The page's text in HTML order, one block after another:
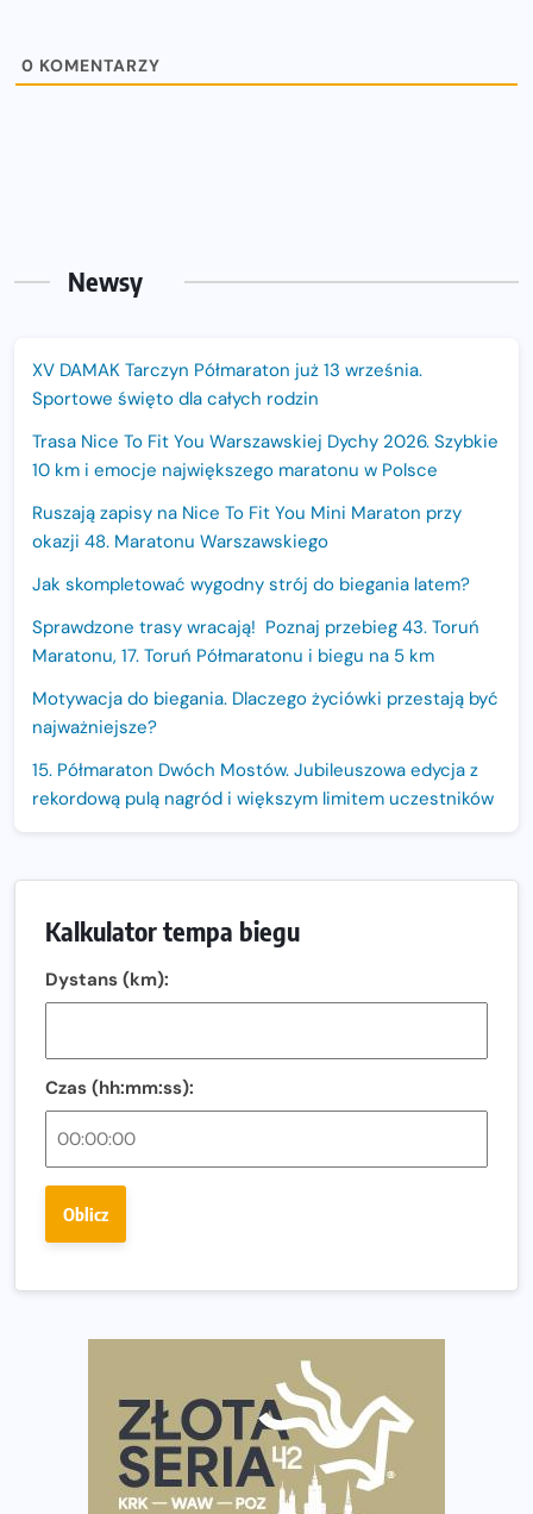
0 KOMENTARZY
Newsy
XV DAMAK Tarczyn Półmaraton już 13 września.
Sportowe święto dla całych rodzin
Trasa Nice To Fit You Warszawskiej Dychy 2026. Szybkie
10 km i emocje największego maratonu w Polsce
Ruszają zapisy na Nice To Fit You Mini Maraton przy
okazji 48. Maratonu Warszawskiego
Jak skompletować wygodny strój do biegania latem?
Sprawdzone trasy wracają! Poznaj przebieg 43. Toruń
Maratonu, 17. Toruń Półmaratonu i biegu na 5 km
Motywacja do biegania. Dlaczego życiówki przestają być
najważniejsze?
15. Półmaraton Dwóch Mostów. Jubileuszowa edycja z
rekordową pulą nagród i większym limitem uczestników
Oficjalna koszulka LOTTO 25. Poznań Maratonu!
Amazfit Balance 3: Kompleksowe narzędzie dla biegacza
Regeneracja w bieganiu. Co warto o niej wiedzieć?
Ostatnie wolne miejsca na jubileuszowy Bieg
Fabrykanta. Organizatorzy odkrywają trasę dzień po
wybiera wyzwanie trzech największych maratonów w
Praska 5k Run gospodarzem Mistrzostw Polski
Największy Bieg Powstania Warszawskiego w historii.
Ponad 12 tysięcy uczestników pobiegło dla Bohaterów!
Tętno vs tempo – czym kierować się w bieganiu?
Co ma dużo białka? Produkty, które warto włączyć do
Kalkulator tempa biegu
Dystans (km):
Czas (hh:mm:ss):
Oblicz